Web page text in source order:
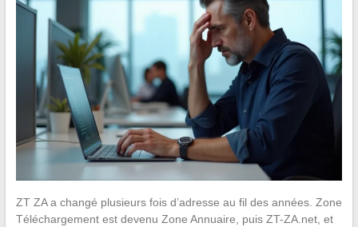
ZT ZA a changé plusieurs fois d’adresse au fil des années. Zone
Téléchargement est devenu Zone Annuaire, puis ZT-ZA.net, et